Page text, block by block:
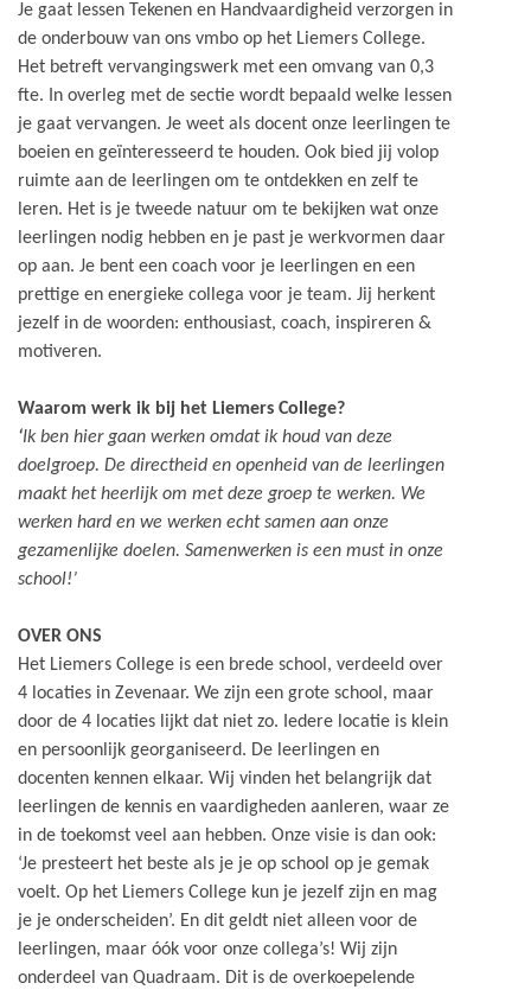
Je gaat lessen Tekenen en Handvaardigheid verzorgen in
de onderbouw van ons vmbo op het Liemers College.
Het betreft vervangingswerk met een omvang van 0,3
fte. In overleg met de sectie wordt bepaald welke lessen
je gaat vervangen. Je weet als docent onze leerlingen te
boeien en geïnteresseerd te houden. Ook bied jij volop
ruimte aan de leerlingen om te ontdekken en zelf te
leren. Het is je tweede natuur om te bekijken wat onze
leerlingen nodig hebben en je past je werkvormen daar
op aan. Je bent een coach voor je leerlingen en een
prettige en energieke collega voor je team. Jij herkent
jezelf in de woorden: enthousiast, coach, inspireren &
motiveren.
Waarom werk ik bij het Liemers College?
‘Ik ben hier gaan werken omdat ik houd van deze
doelgroep. De directheid en openheid van de leerlingen
maakt het heerlijk om met deze groep te werken. We
werken hard en we werken echt samen aan onze
gezamenlijke doelen. Samenwerken is een must in onze
school!’
OVER ONS
Het Liemers College is een brede school, verdeeld over
4 locaties in Zevenaar. We zijn een grote school, maar
door de 4 locaties lijkt dat niet zo. Iedere locatie is klein
en persoonlijk georganiseerd. De leerlingen en
docenten kennen elkaar. Wij vinden het belangrijk dat
leerlingen de kennis en vaardigheden aanleren, waar ze
in de toekomst veel aan hebben. Onze visie is dan ook:
‘Je presteert het beste als je je op school op je gemak
voelt. Op het Liemers College kun je jezelf zijn en mag
je je onderscheiden’. En dit geldt niet alleen voor de
leerlingen, maar óók voor onze collega’s! Wij zijn
onderdeel van Quadraam. Dit is de overkoepelende